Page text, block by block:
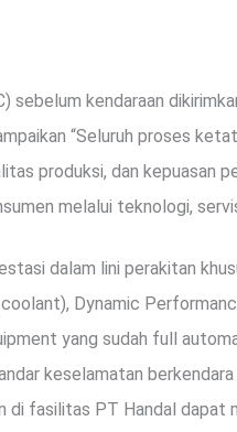
kendaraan
“Seluruh proses
produksi, dan kepuasan
melalui teknologi,
dalam lini perakitan
Dynamic
yang sudah full
keselamatan berkendara
fasilitas PT Handal dapat